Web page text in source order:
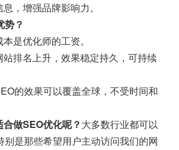
，增强品牌影响力。
势？
是优化师的工资。
站排名上升，效果稳定持久，可持续
的效果可以覆盖全球，不受时间和
做SEO优化呢？大多数行业都可以
别是那些希望用户主动访问我们的网